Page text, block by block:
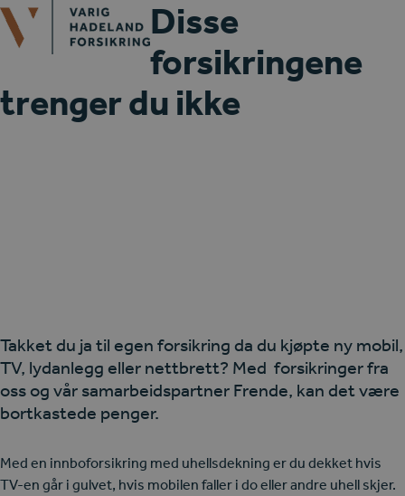
Skip
to
content
Open
mobile
menu
Close
mobile
menu
Disse
forsikringene
trenger du ikke
Takket du ja til egen forsikring da du kjøpte ny mobil,
TV, lydanlegg eller nettbrett? Med forsikringer fra
oss og vår samarbeidspartner Frende, kan det være
bortkastede penger.
Med en innboforsikring med uhellsdekning er du dekket hvis
TV-en går i gulvet, hvis mobilen faller i do eller andre uhell skjer.